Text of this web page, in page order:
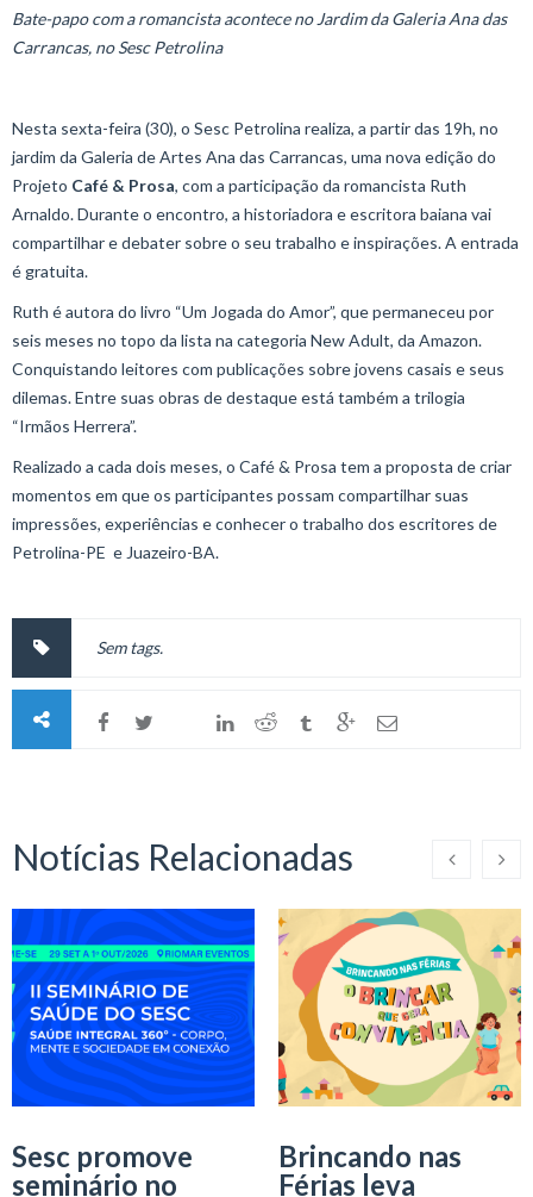
Bate-papo com a romancista acontece no Jardim da Galeria Ana das
Carrancas, no Sesc Petrolina
Nesta sexta-feira (30), o Sesc Petrolina realiza, a partir das 19h, no
jardim da Galeria de Artes Ana das Carrancas, uma nova edição do
Projeto Café & Prosa, com a participação da romancista Ruth
Arnaldo. Durante o encontro, a historiadora e escritora baiana vai
compartilhar e debater sobre o seu trabalho e inspirações. A entrada
é gratuita.
Ruth é autora do livro “Um Jogada do Amor”, que permaneceu por
seis meses no topo da lista na categoria New Adult, da Amazon.
Conquistando leitores com publicações sobre jovens casais e seus
dilemas. Entre suas obras de destaque está também a trilogia
“Irmãos Herrera”.
Realizado a cada dois meses, o Café & Prosa tem a proposta de criar
momentos em que os participantes possam compartilhar suas
impressões, experiências e conhecer o trabalho dos escritores de
Petrolina-PE e Juazeiro-BA.
Sem tags.
Notícias Relacionadas
Sesc promove
seminário no
Brincando nas
Férias leva